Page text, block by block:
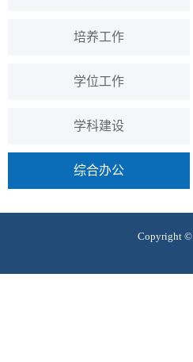
培养工作
学位工作
学科建设
综合办公
Copyright ©